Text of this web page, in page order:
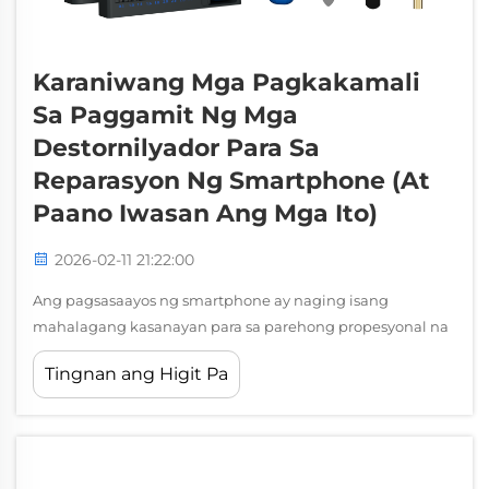
Karaniwang Mga Pagkakamali
Sa Paggamit Ng Mga
Destornilyador Para Sa
Reparasyon Ng Smartphone (At
Paano Iwasan Ang Mga Ito)
2026-02-11 21:22:00
Ang pagsasaayos ng smartphone ay naging isang
mahalagang kasanayan para sa parehong propesyonal na
tekniko at mga DIY enthusiast, ngunit ang tagumpay ay
nakasalalay sa pangunahin sa tamang paggamit ng
Tingnan ang Higit Pa